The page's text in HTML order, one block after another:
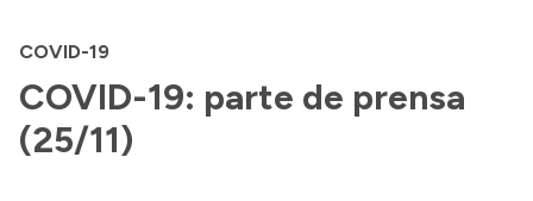
Autoridades y Organismos
Discursos en la Legislatura
COVID-19
COVID-19: parte de prensa
(25/11)